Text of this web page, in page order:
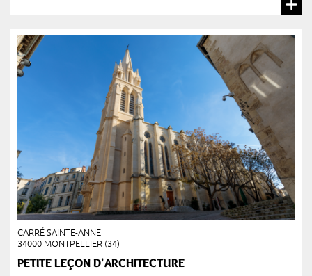
CARRÉ SAINTE-ANNE
34000 MONTPELLIER (34)
PETITE LEÇON D'ARCHITECTURE